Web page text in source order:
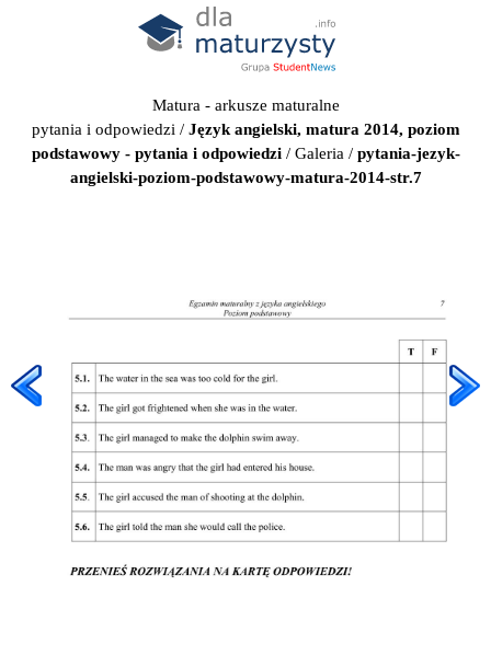
Matura - arkusze maturalne
pytania i odpowiedzi / Język angielski, matura 2014, poziom
podstawowy - pytania i odpowiedzi/ Galeria / pytania-jezyk-
angielski-poziom-podstawowy-matura-2014-str.7